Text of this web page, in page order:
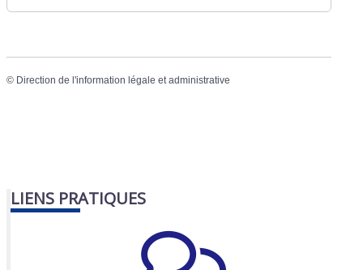
© Direction de l'information légale et administrative
LIENS PRATIQUES